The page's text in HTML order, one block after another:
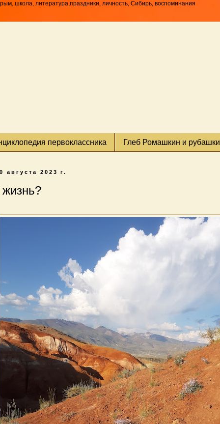
школа, литература,праздники, личность, Сибирь, воспоминания
первоклассника Глеб Ромашкин и рубашки
августа 2023 г.